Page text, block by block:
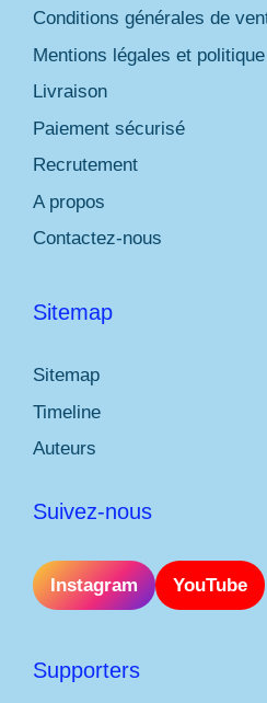
Conditions générales de
Mentions légales et
Livraison
Paiement sécurisé
Recrutement
A propos
Contactez-nous
Sitemap
Sitemap
Timeline
Auteurs
Suivez-nous
Instagram YouTube
Supporters